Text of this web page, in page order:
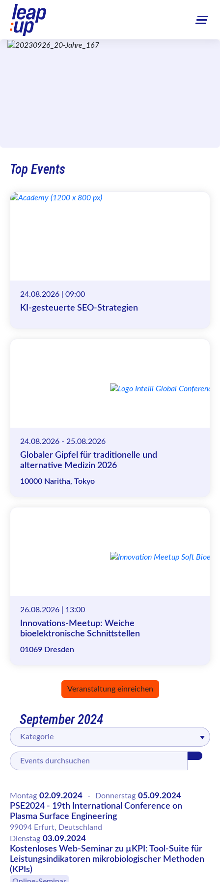
Top Events
24.08.2026 | 09:00
KI-gesteuerte SEO-Strategien
24.08.2026 - 25.08.2026
Globaler Gipfel für traditionelle und
alternative Medizin 2026
10000 Naritha, Tokyo
26.08.2026 | 13:00
Innovations-Meetup: Weiche
bioelektronische Schnittstellen
01069 Dresden
Veranstaltung einreichen
September 2024
Kategorie
Montag 02.09.2024 - Donnerstag 05.09.2024
PSE2024 - 19th International Conference on
Plasma Surface Engineering
99094 Erfurt, Deutschland
Dienstag 03.09.2024
Kostenloses Web-Seminar zu µKPI: Tool-Suite für
Leistungsindikatoren mikrobiologischer Methoden
(KPIs)